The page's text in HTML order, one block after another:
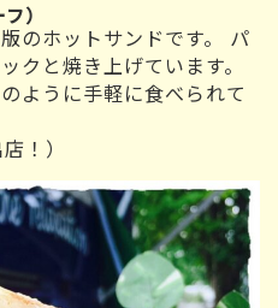
）
のホットサンドです。 パ
クと焼き上げています。
ように手軽に食べられて
！）